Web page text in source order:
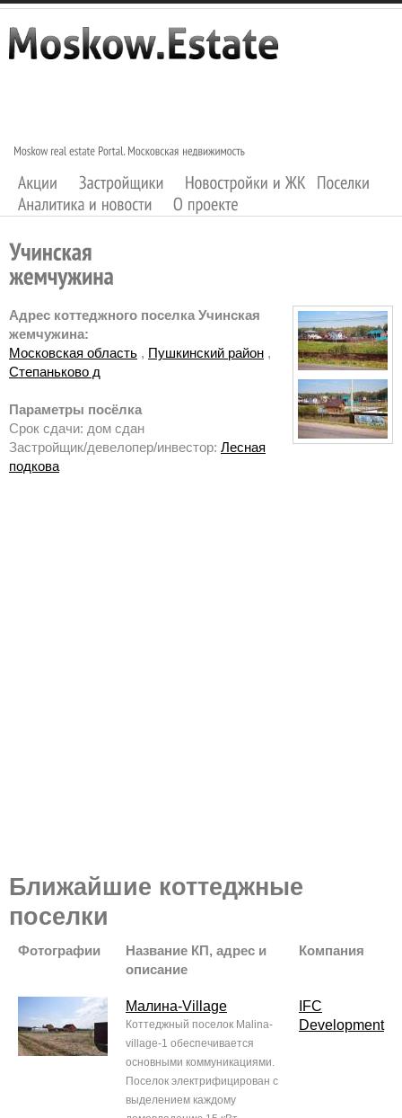
Адрес коттеджного поселка Учинская
жемчужина:
Московская область , Пушкинский район ,
Степаньково д
Параметры посёлка
Срок сдачи: дом сдан
Застройщик/девелопер/инвестор: Лесная
подкова
Ближайшие коттеджные
поселки
Фотографии
Название КП, адрес и
описание
Компания
Малина-Village
Коттеджный поселок Malina-
village-1 обеспечивается
основными коммуникациями.
Поселок электрифицирован с
выделением каждому
IFC
Development